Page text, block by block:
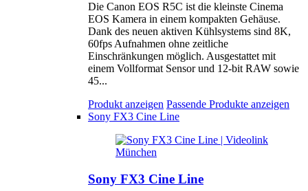
Die Canon EOS R5C ist die kleinste Cinema
EOS Kamera in einem kompakten Gehäuse.
Dank des neuen aktiven Kühlsystems sind 8K,
60fps Aufnahmen ohne zeitliche
Einschränkungen möglich. Ausgestattet mit
einem Vollformat Sensor und 12-bit RAW sowie
45...
Produkt anzeigen Passende Produkte anzeigen
Sony FX3 Cine Line
Sony FX3 Cine Line